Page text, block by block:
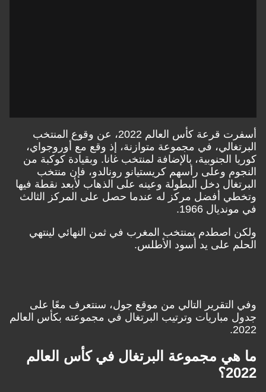
أسفرت قرعة كأس العالم 2022، عن وقوع المنتخب
البرتغالي، في مجموعة متوازنة، إذ وقع مع أوروجواي،
كوريا الجنوبية، بالإضافة لمنتخب غانا. وبقيادة كوكبة من
النجوم وعلى رأسهم كريستيانو رونالدو، فإن منتخب
البرتغال دخل البطولة وعينه على الذهاب لأبعد نقطة فيها
وتخطي أفضل مركز له عندما حصل على المركز الثالث
في مونديال 1966.
ولكن اصطدم بمنتخب المغرب في ثمن النهائي لينتهي
الحلم على يد أسود الأطلس.
وفي التقرير التالي من موقع جول، سنتعرف معًا على
جدول مباريات وترتيب البرتغال في مجموعته بكأس العالم
2022.
ما هي مجموعة البرتغال في كأس العالم
2022؟